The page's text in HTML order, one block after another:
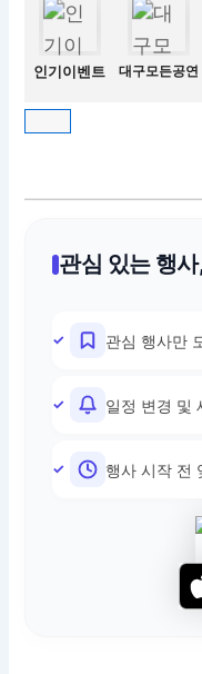
인기이벤트 대구모든공연
관심 있는 행
관심 행사만
일정 변경 및
행사 시작 전